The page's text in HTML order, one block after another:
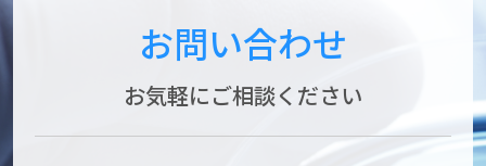
お問い合わせ
お気軽にご相談ください